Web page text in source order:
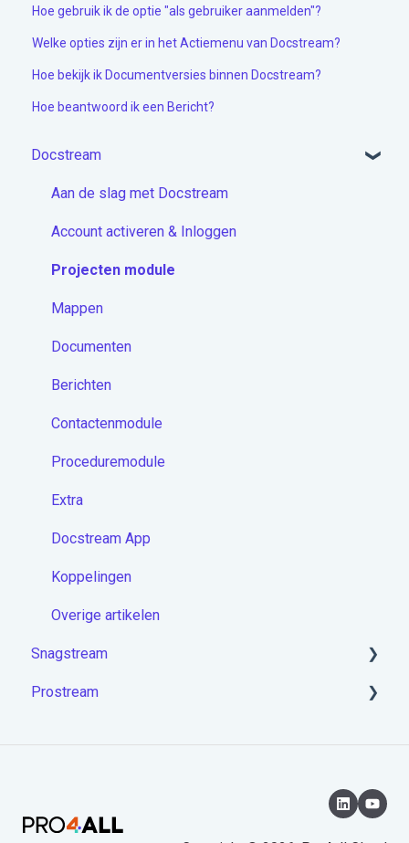
Hoe gebruik ik de optie "als gebruiker aanmelden"?
Welke opties zijn er in het Actiemenu van Docstream?
Hoe bekijk ik Documentversies binnen Docstream?
Hoe beantwoord ik een Bericht?
Docstream
Aan de slag met Docstream
Account activeren & Inloggen
Projecten module
Mappen
Documenten
Berichten
Contactenmodule
Proceduremodule
Extra
Docstream App
Koppelingen
Overige artikelen
Snagstream
Aan de slag met Snagstream
Prostream